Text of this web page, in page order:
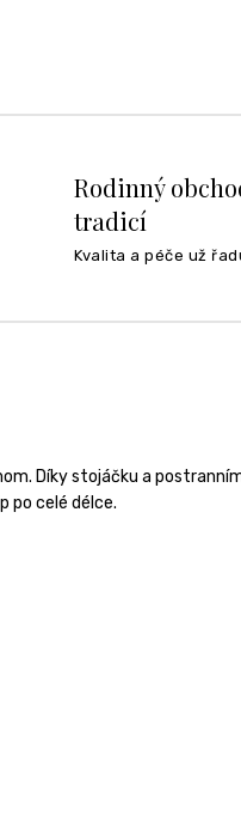
Rodinný
tradicí
Kvalita a péče už
Díky stojáčku a
po celé délce.